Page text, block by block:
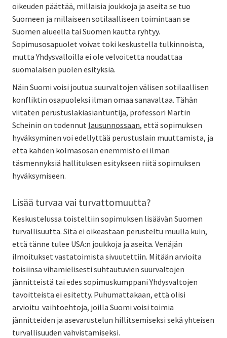
oikeuden päättää, millaisia joukkoja ja aseita se tuo
Suomeen ja millaiseen sotilaalliseen toimintaan se
Suomen alueella tai Suomen kautta ryhtyy.
Sopimusosapuolet voivat toki keskustella tulkinnoista,
mutta Yhdysvalloilla ei ole velvoitetta noudattaa
suomalaisen puolen esityksiä.
Näin Suomi voisi joutua suurvaltojen välisen sotilaallisen
konfliktin osapuoleksi ilman omaa sanavaltaa. Tähän
viitaten perustuslakiasiantuntija, professori Martin
Scheinin on todennut lausunnossaan, että sopimuksen
hyväksyminen voi edellyttää perustuslain muuttamista, ja
että kahden kolmasosan enemmistö ei ilman
täsmennyksiä hallituksen esitykseen riitä sopimuksen
hyväksymiseen.
Lisää turvaa vai turvattomuutta?
Keskustelussa toisteltiin sopimuksen lisäävän Suomen
turvallisuutta. Sitä ei oikeastaan perusteltu muulla kuin,
että tänne tulee USA:n joukkoja ja aseita. Venäjän
ilmoitukset vastatoimista sivuutettiin. Mitään arvioita
toisiinsa vihamielisesti suhtautuvien suurvaltojen
jännitteistä tai edes sopimuskumppani Yhdysvaltojen
tavoitteista ei esitetty. Puhumattakaan, että olisi
arvioitu vaihtoehtoja, joilla Suomi voisi toimia
jännitteiden ja asevarustelun hillitsemiseksi sekä yhteisen
turvallisuuden vahvistamiseksi.